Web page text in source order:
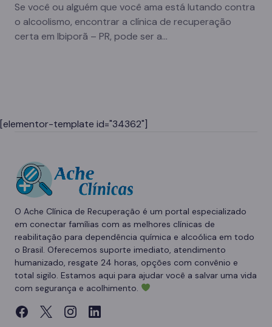
Se você ou alguém que você ama está lutando contra
o alcoolismo, encontrar a clínica de recuperação
certa em Ibiporã – PR, pode ser a…
[elementor-template id="34362"]
O Ache Clínica de Recuperação é um portal especializado
em conectar famílias com as melhores clínicas de
reabilitação para dependência química e alcoólica em todo
o Brasil. Oferecemos suporte imediato, atendimento
humanizado, resgate 24 horas, opções com convênio e
total sigilo. Estamos aqui para ajudar você a salvar uma vida
com segurança e acolhimento.